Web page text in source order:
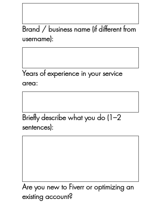
Brand / business name (if different from
username):
Years of experience in your service
area:
Briefly describe what you do (1–2
sentences):
Are you new to Fiverr or optimizing an
existing account?